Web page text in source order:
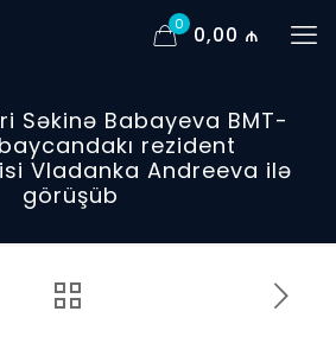
0 0,00 ₼
Səkinə Babayeva BMT-
rezident
Vladanka Andreeva ilə
görüşüb